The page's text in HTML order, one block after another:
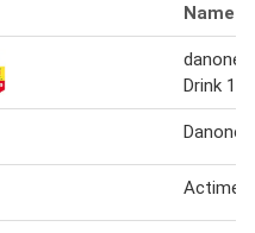
Name
danone
Drink
Danone
Actimel